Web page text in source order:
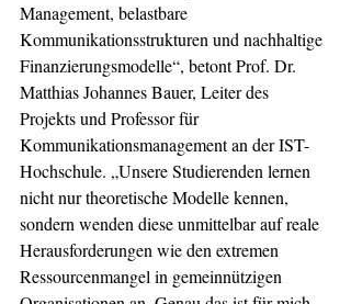
Management, belastbare
Kommunikationsstrukturen und nachhaltige
Finanzierungsmodelle“, betont Prof. Dr.
Matthias Johannes Bauer, Leiter des
Projekts und Professor für
Kommunikationsmanagement an der IST-
Hochschule. „Unsere Studierenden lernen
nicht nur theoretische Modelle kennen,
sondern wenden diese unmittelbar auf reale
Herausforderungen wie den extremen
Ressourcenmangel in gemeinnützigen